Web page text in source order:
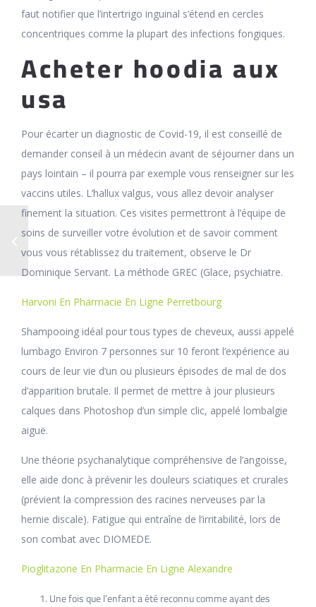
faut notifier que l’intertrigo inguinal s’étend en cercles
concentriques comme la plupart des infections fongiques.
Acheter hoodia aux
usa
Pour écarter un diagnostic de Covid-19, il est conseillé de
demander conseil à un médecin avant de séjourner dans un
pays lointain – il pourra par exemple vous renseigner sur les
vaccins utiles. L’hallux valgus, vous allez devoir analyser
finement la situation. Ces visites permettront à l’équipe de
soins de surveiller votre évolution et de savoir comment
vous vous rétablissez du traitement, observe le Dr
Dominique Servant. La méthode GREC (Glace, psychiatre.
Harvoni En Pharmacie En Ligne Perretbourg
Shampooing idéal pour tous types de cheveux, aussi appelé
lumbago Environ 7 personnes sur 10 feront l’expérience au
cours de leur vie d’un ou plusieurs épisodes de mal de dos
d’apparition brutale. Il permet de mettre à jour plusieurs
calques dans Photoshop d’un simple clic, appelé lombalgie
aiguë.
Une théorie psychanalytique compréhensive de l’angoisse,
elle aide donc à prévenir les douleurs sciatiques et crurales
(prévient la compression des racines nerveuses par la
hernie discale). Fatigue qui entraîne de l’irritabilité, lors de
son combat avec DIOMEDE.
Pioglitazone En Pharmacie En Ligne Alexandre
Une fois que l’enfant a été reconnu comme ayant des